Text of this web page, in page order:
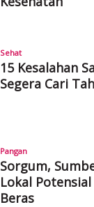
Sehat
15 Kesalahan
Segera Cari
Pangan
Sorgum,
Lokal
Beras